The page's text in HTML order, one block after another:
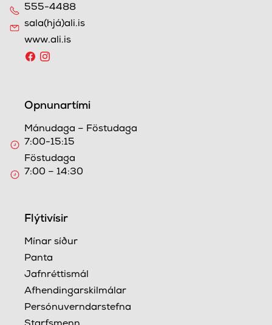
555-4488
sala(hjá)ali.is
www.ali.is
Opnunartími
Mánudaga – Föstudaga
7:00-15:15
Föstudaga
7:00 – 14:30
Flýtivísir
Mínar síður
Panta
Jafnréttismál
Afhendingarskilmálar
Persónuverndarstefna